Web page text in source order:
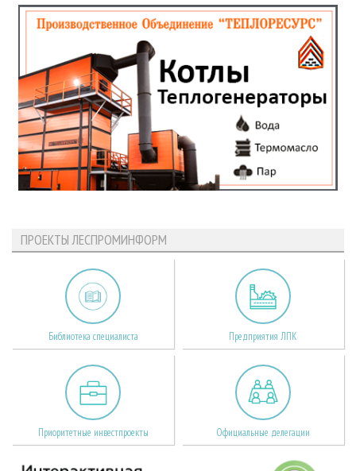
ПРОЕКТЫ ЛЕСПРОМИНФОРМ
Библиотека специалиста Предприятия ЛПК
Приоритетные инвестпроекты Официальные делегации